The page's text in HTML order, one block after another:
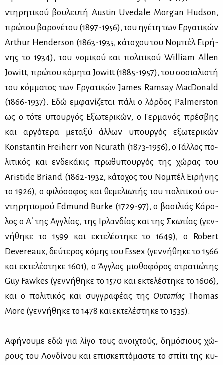
ντη­ρη­τι­κού βου­λευ­τή Austin Uvedale Morgan Hudson,
πρώ­του βα­ρο­νέ­του (1897-1956), του ηγέ­τη των Ερ­γα­τι­κών
Arthur Henderson (1863-1935, κά­το­χου του Νο­μπέλ Ει­ρή­
νης το 1934), του νο­μι­κού και πο­λι­τι­κού William Allen
Jowitt, πρώ­του κό­μη­τα Jowitt (1885-1957), του σο­σια­λι­στή
του κόμ­μα­τος των Ερ­γα­τι­κών James Ramsay MacDonald
(1866-1937). Εδώ εμ­φα­νί­ζε­ται πά­λι ο λόρ­δος Palmerston
ως ο τό­τε υπουρ­γός Εξω­τε­ρι­κών, ο Γερ­μα­νός πρέ­σβης
και αρ­γό­τε­ρα με­τα­ξύ άλ­λων υπουρ­γός εξω­τε­ρι­κών
Konstantin Freiherr von Ncurath (1873-1956), ο Γάλ­λος πο­
λι­τι­κός και εν­δε­κά­κις πρω­θυ­πουρ­γός της χώ­ρας του
Aristide Briand (1862-1932, κά­το­χος του Νο­μπέλ Ει­ρή­νης
το 1926), ο φι­λό­σο­φος και θε­με­λιω­τής του πο­λι­τι­κού συ­
ντη­ρη­τι­σμού Edmund Burke (1729-97), ο βα­σι­λιάς Κά­ρο­
λος ο Α΄ της Αγ­γλί­ας, της Ιρ­λαν­δί­ας και της Σκω­τί­ας (γεν­
νή­θη­κε το 1599 και εκτε­λέ­στη­κε το 1649), ο Robert
Devereaux, δεύ­τε­ρος κο­́μης του Essex (γεν­νή­θη­κε το 1566
και εκτε­λέ­στη­κε 1601), ο Άγ­γλος μι­σθο­φό­ρος στρα­τιώ­της
Guy Fawkes (γεν­νή­θη­κε το 1570 και εκτε­λέ­στη­κε το 1606),
και ο πο­λι­τι­κός και συγ­γρα­φέ­ας της Ου­το­πί­αςThomas
More (γεν­νή­θη­κε το 1478 και εκτε­λέ­στη­κε το 1535).
Αφή­νου­με εδώ για λί­γο τους ανοι­χτούς, δη­μό­σιους χώ­
ρους του Λον­δί­νου και επι­σκε­πτό­μα­στε το σπί­τι της κυ­